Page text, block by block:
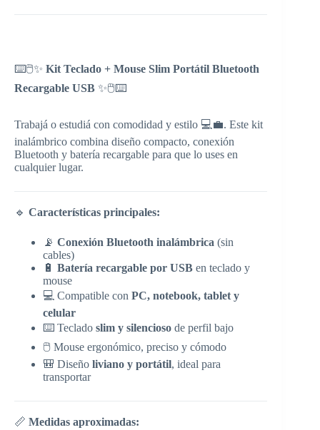
⌨️🖱️✨ Kit Teclado + Mouse Slim Portátil Bluetooth
Recargable USB ✨🖱️⌨️
Trabajá o estudiá con comodidad y estilo 💻💼. Este kit
inalámbrico combina diseño compacto, conexión
Bluetooth y batería recargable para que lo uses en
cualquier lugar.
🔹 Características principales:
📡 Conexión Bluetooth inalámbrica (sin
cables)
🔋 Batería recargable por USB en teclado y
mouse
💻 Compatible con PC, notebook, tablet y
celular
⌨️ Teclado slim y silencioso de perfil bajo
🖱️ Mouse ergonómico, preciso y cómodo
🎒 Diseño liviano y portátil, ideal para
transportar
📏 Medidas aproximadas: